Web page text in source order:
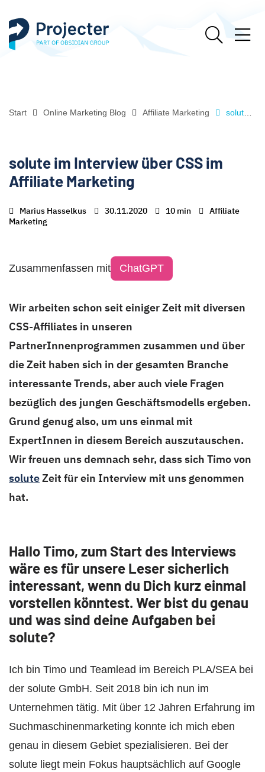
Start Online Marketing Blog Affiliate Marketing solute im Interview über CSS im Affiliate Marketing
solute im Interview über CSS im
Affiliate Marketing
Marius Hasselkus 30.11.2020 10 min
Affiliate
Marketing
Zusammenfassen mit ChatGPT
Wir arbeiten schon seit einiger Zeit mit diversen
CSS-Affiliates in unseren
PartnerInnenprogrammen zusammen und über
die Zeit haben sich in der gesamten Branche
interessante Trends, aber auch viele Fragen
bezüglich des jungen Geschäftsmodells ergeben.
Grund genug also, um uns einmal mit
ExpertInnen in diesem Bereich auszutauschen.
Wir freuen uns demnach sehr, dass sich Timo von
soluteZeit für ein Interview mit uns genommen
hat.
Hallo Timo, zum Start des Interviews
wäre es für unsere Leser sicherlich
interessant, wenn du Dich kurz einmal
vorstellen könntest. Wer bist du genau
und was sind deine Aufgaben bei
solute?
Ich bin Timo und Teamlead im Bereich PLA/SEA bei
der solute GmbH. Seit 2018 bin ich nun im
Unternehmen tätig. Mit über 12 Jahren Erfahrung im
Suchmaschinenmarketing konnte ich mich eben
genau in diesem Gebiet spezialisieren. Bei der
solute liegt mein Fokus hauptsächlich auf Google